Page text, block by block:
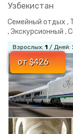
Узбекистан
Семейный отдых ,
,Экскурсионный ,
Взрослых: 1 / Дней:
от $426